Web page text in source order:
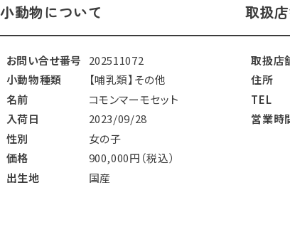
小動物について
お問い合せ番号
202511072
小動物種類
【哺乳類】その他
名前
コモンマーモセット
入荷日
2023/09/28
性別
女の子
価格
900,000円（税込）
出生地
国産
取扱
取扱店
住所
TEL
営業時